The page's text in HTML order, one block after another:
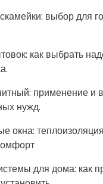
выбор для
как выбрать
применение и
нужд.
окна:
для дома: как